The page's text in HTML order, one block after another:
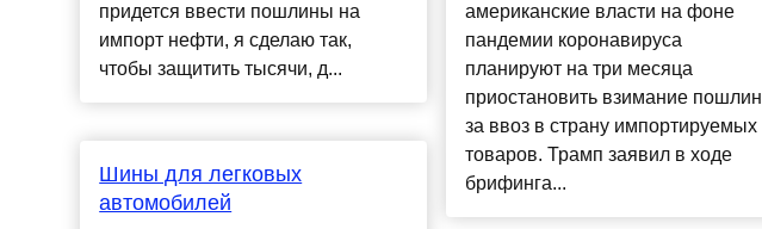
придется ввести пошлины на
импорт нефти, я сделаю так,
чтобы защитить тысячи, д...
Шины для легковых
автомобилей
американские власти на фоне
пандемии коронавируса
планируют на три месяца
приостановить взимание пошлин
за ввоз в страну импортируемых
товаров. Трамп заявил в ходе
брифинга...